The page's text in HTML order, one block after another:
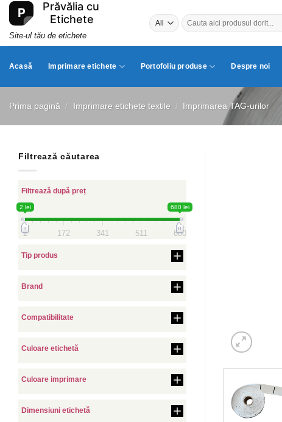
Skip
content
Site-ul tău de etichete
Caută
după:
Acasă Imprimare etichete Portofoliu produse Despre noi
Prima pagină / Imprimare etichete textile / Imprimarea TAG-urilor
Filtrează căutarea
Filtrează după preț
2 lei 680 lei
2 172 341 511 680
Tip produs
Brand
Compatibilitate
Culoare etichetă
Culoare imprimare
Dimensiuni etichetă